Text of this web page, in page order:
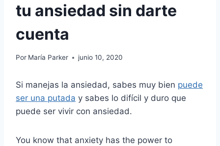
tu ansiedad sin darte
cuenta
Por María Parker junio 10, 2020
Si manejas la ansiedad, sabes muy bien puede
ser una putada y sabes lo difícil y duro que
puede ser vivir con ansiedad.
You know that anxiety has the power to